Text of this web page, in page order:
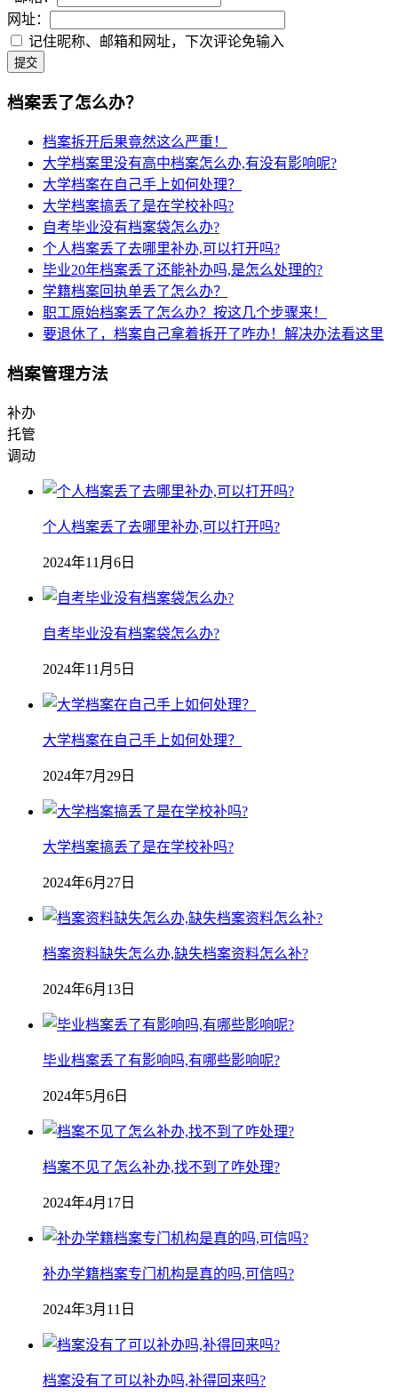
网址：
记住昵称、邮箱和网址，下次评论免输入
提交
档案丢了怎么办？
档案拆开后果竟然这么严重！
大学档案里没有高中档案怎么办,有没有影响呢?
大学档案在自己手上如何处理？
大学档案搞丢了是在学校补吗?
自考毕业没有档案袋怎么办?
个人档案丢了去哪里补办,可以打开吗?
毕业20年档案丢了还能补办吗,是怎么处理的?
学籍档案回执单丢了怎么办？
职工原始档案丢了怎么办？按这几个步骤来！
要退休了，档案自己拿着拆开了咋办！解决办法看这里
档案管理方法
补办
托管
调动
个人档案丢了去哪里补办,可以打开吗?
2024年11月6日
自考毕业没有档案袋怎么办?
2024年11月5日
大学档案在自己手上如何处理？
2024年7月29日
大学档案搞丢了是在学校补吗?
2024年6月27日
档案资料缺失怎么办,缺失档案资料怎么补?
2024年6月13日
毕业档案丢了有影响吗,有哪些影响呢?
2024年5月6日
档案不见了怎么补办,找不到了咋处理?
2024年4月17日
补办学籍档案专门机构是真的吗,可信吗?
2024年3月11日
档案没有了可以补办吗,补得回来吗?